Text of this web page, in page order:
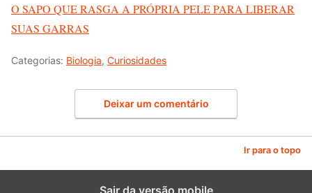
O SAPO QUE RASGA A PRÓPRIA PELE PARA LIBERAR
SUAS GARRAS
Categorias: Biologia, Curiosidades
Deixar um comentário
Ir para o topo